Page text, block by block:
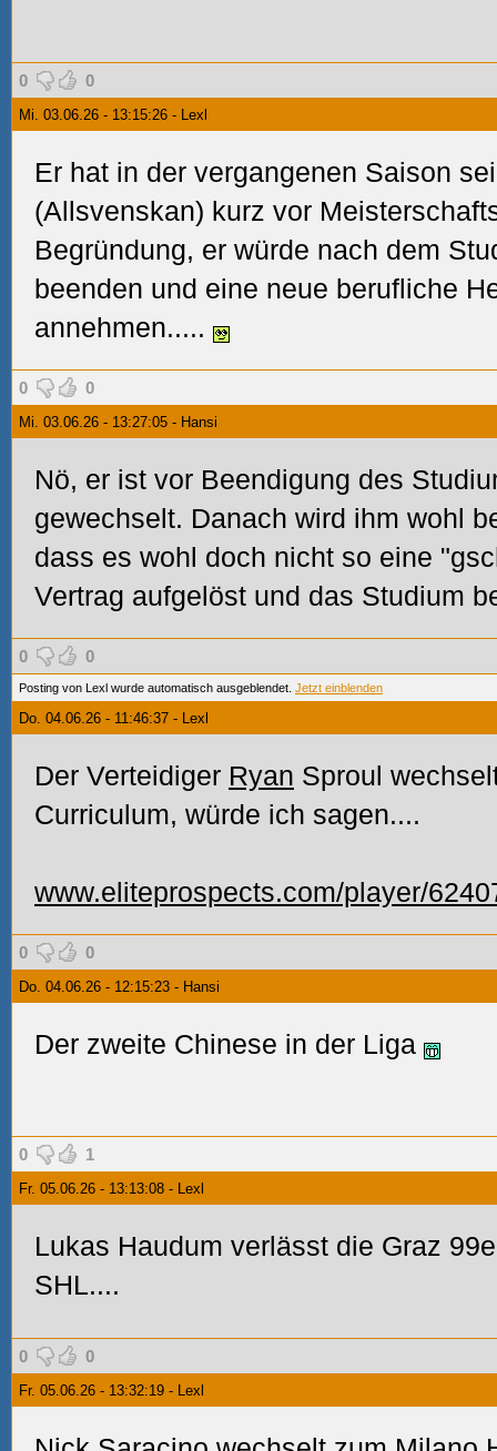
0 0
Mi. 03.06.26 - 13:15:26 - Lexl
Er hat in der vergangenen Saison
(Allsvenskan) kurz vor
Begründung, er würde nach dem
beenden und eine neue berufliche
annehmen.....
0 0
Mi. 03.06.26 - 13:27:05 - Hansi
Nö, er ist vor Beendigung des
gewechselt. Danach wird ihm wohl
dass es wohl doch nicht so eine
Vertrag aufgelöst und das Studium
0 0
Posting von Lexl wurde automatisch ausgeblendet. Jetzt einblenden
Do. 04.06.26 - 11:46:37 - Lexl
Der Verteidiger Ryan Sproul
Curriculum, würde ich sagen....
www.eliteprospects.com/player/
0 0
Do. 04.06.26 - 12:15:23 - Hansi
Der zweite Chinese in der Liga
0 1
Fr. 05.06.26 - 13:13:08 - Lexl
Lukas Haudum verlässt die Graz
SHL....
0 0
Fr. 05.06.26 - 13:32:19 - Lexl